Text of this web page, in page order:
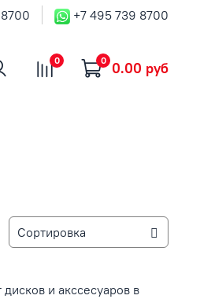
+7 495 739 8700
0 0 0.00 руб
и акссесуаров в